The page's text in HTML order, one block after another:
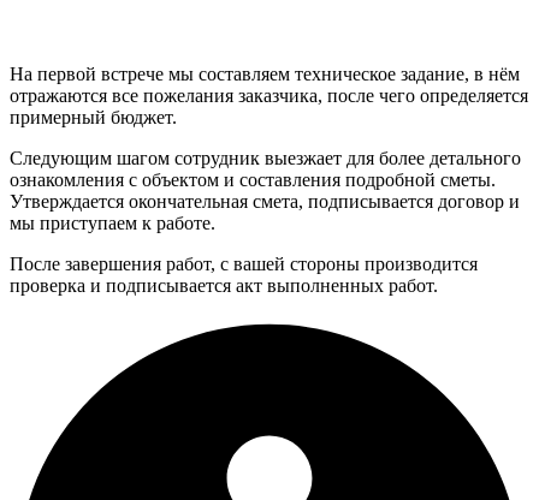
На первой встрече мы составляем техническое задание, в нём
отражаются все пожелания заказчика, после чего определяется
примерный бюджет.
Следующим шагом сотрудник выезжает для более детального
ознакомления с объектом и составления подробной сметы.
Утверждается окончательная смета, подписывается договор и
мы приступаем к работе.
После завершения работ, с вашей стороны производится
проверка и подписывается акт выполненных работ.